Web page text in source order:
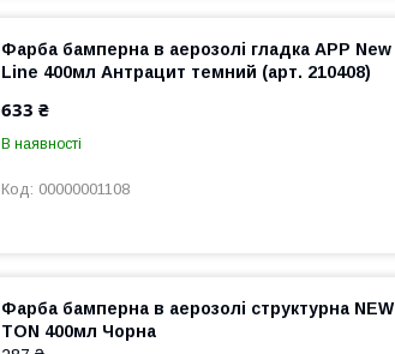
Фарба бамперна в аерозолі гладка APP New
Line 400мл Антрацит темний (арт. 210408)
633 ₴
В наявності
00000001108
Фарба бамперна в аерозолі структурна NEW
TON 400мл Чорна